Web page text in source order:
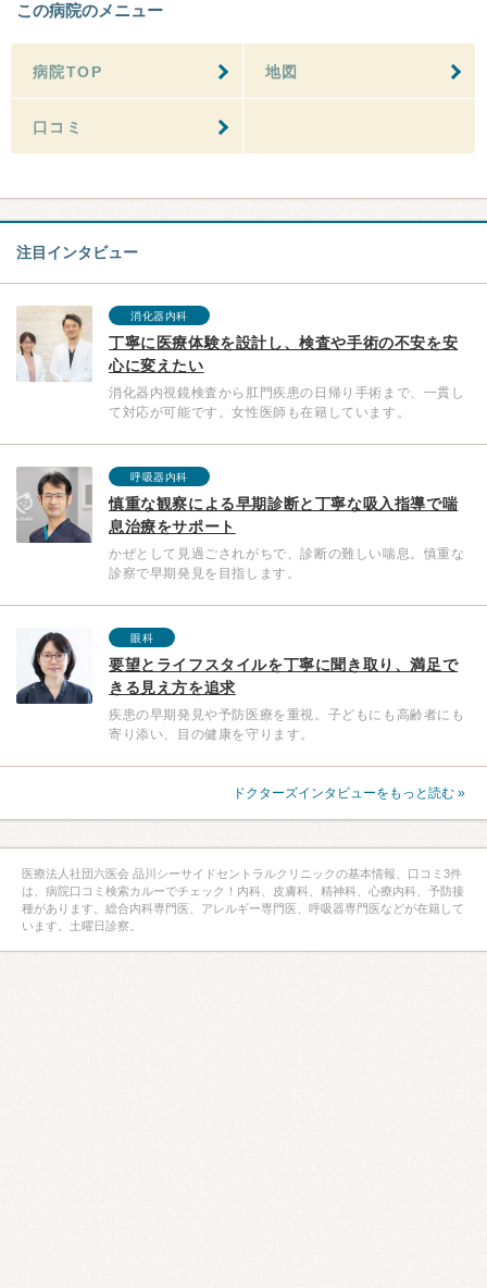
この病院のメニュー
病院TOP 地図
口コミ
注目インタビュー
消化器内科
丁寧に医療体験を設計し、検査や手術の不安を安
心に変えたい
消化器内視鏡検査から肛門疾患の日帰り手術まで、一貫し
て対応が可能です。女性医師も在籍しています。
呼吸器内科
慎重な観察による早期診断と丁寧な吸入指導で喘
息治療をサポート
かぜとして見過ごされがちで、診断の難しい喘息。慎重な
診察で早期発見を目指します。
眼科
要望とライフスタイルを丁寧に聞き取り、満足で
きる見え方を追求
疾患の早期発見や予防医療を重視。子どもにも高齢者にも
寄り添い、目の健康を守ります。
ドクターズインタビューをもっと読む »
医療法人社団六医会 品川シーサイドセントラルクリニックの基本情報、口コミ3件
は、病院口コミ検索カルーでチェック！内科、皮膚科、精神科、心療内科、予防接
種があります。総合内科専門医、アレルギー専門医、呼吸器専門医などが在籍して
います。土曜日診察。